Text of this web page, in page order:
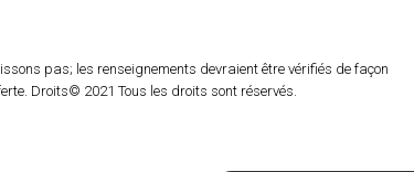
pas; les renseignements devraient être vérifiés de façon
Droits© 2021 Tous les droits sont réservés.